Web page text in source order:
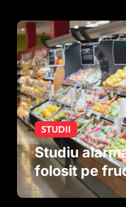
STUDII
Studiu
folosit pe
ar putea